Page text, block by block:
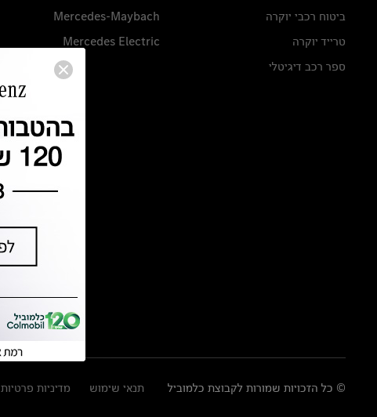
ביטוח רכבי יוקרה
טרייד יוקרה
ספר רכב דיגיטלי
Mercedes-Maybach
Mercedes Electric
© כל הזכויות שמורות לקבוצת כלמוביל תנאי שימוש מדיניות פרטיות